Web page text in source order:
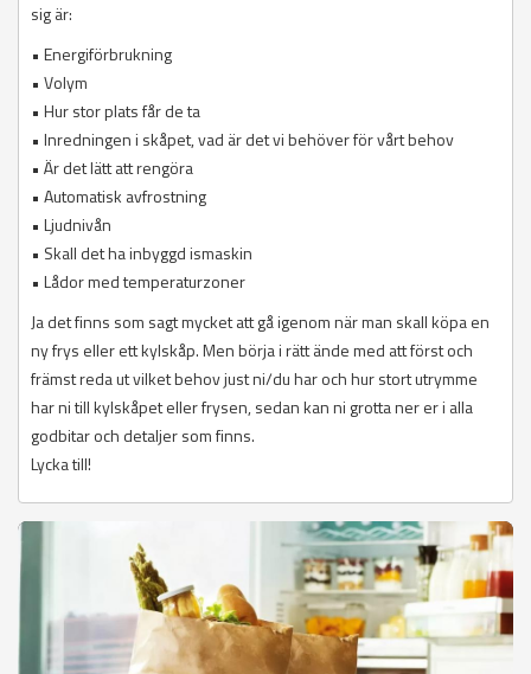
sig är:
• Energiförbrukning
• Volym
• Hur stor plats får de ta
• Inredningen i skåpet, vad är det vi behöver för vårt behov
• Är det lätt att rengöra
• Automatisk avfrostning
• Ljudnivån
• Skall det ha inbyggd ismaskin
• Lådor med temperaturzoner
Ja det finns som sagt mycket att gå igenom när man skall köpa en
ny frys eller ett kylskåp. Men börja i rätt ände med att först och
främst reda ut vilket behov just ni/du har och hur stort utrymme
har ni till kylskåpet eller frysen, sedan kan ni grotta ner er i alla
godbitar och detaljer som finns.
Lycka till!